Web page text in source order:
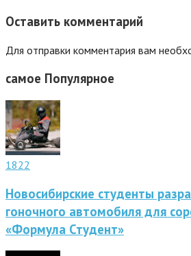
Оставить комментарий
Для отправки комментария вам
самое Популярное
1822
Новосибирские студенты
гоночного автомобиля для
«Формула Студент»